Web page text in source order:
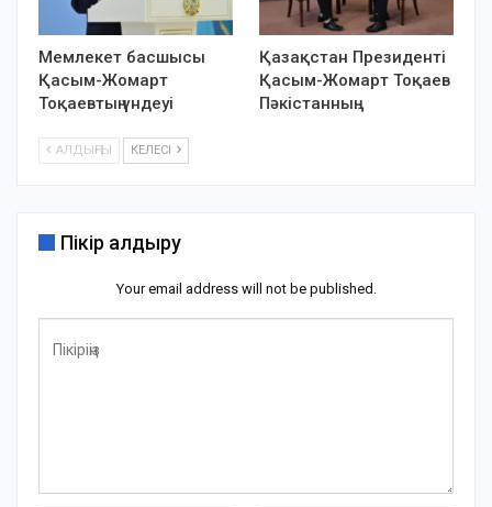
Мемлекет басшысы
Қасым-Жомарт
Тоқаевтың үндеуі
Қазақстан Президенті
Қасым-Жомарт Тоқаев
Пәкістанның…
АЛДЫҢҒЫ КЕЛЕСІ
Пікір қалдыру
Your email address will not be published.